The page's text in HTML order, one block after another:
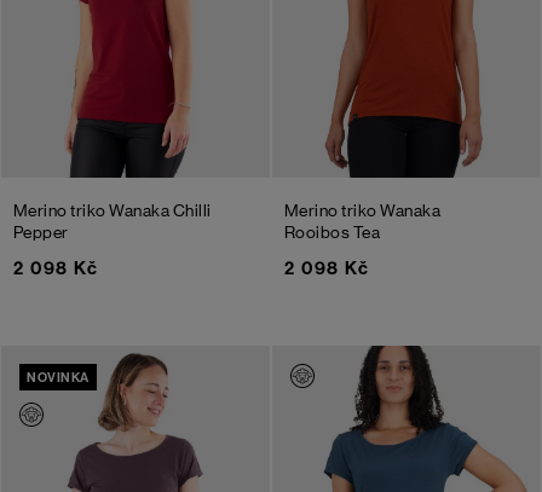
Merino triko WanakaChilli
Pepper
2 098 Kč
Merino triko Wanaka
Rooibos Tea
2 098 Kč
NOVINKA